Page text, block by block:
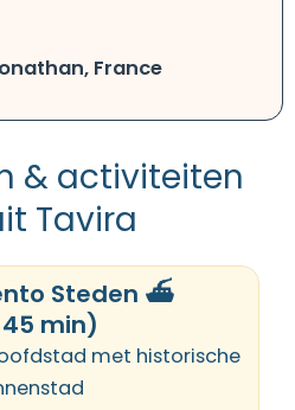
France
& activiteiten
Tavira
Steden ⛴
min)
met historische